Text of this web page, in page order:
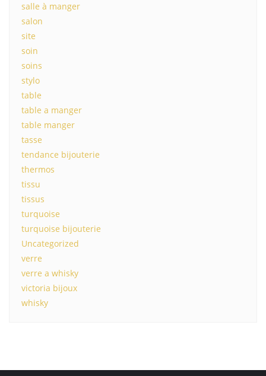
salle à manger
salon
site
soin
soins
stylo
table
table a manger
table manger
tasse
tendance bijouterie
thermos
tissu
tissus
turquoise
turquoise bijouterie
Uncategorized
verre
verre a whisky
victoria bijoux
whisky